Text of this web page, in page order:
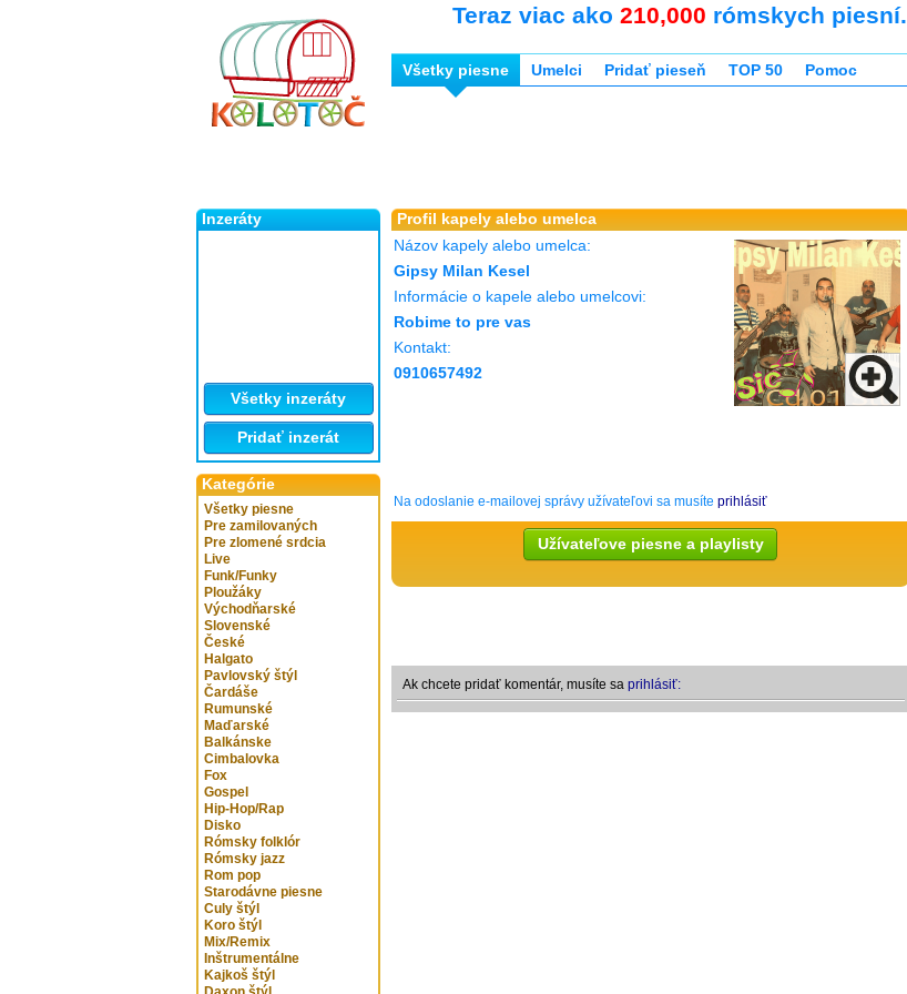
Inzeráty
Všetky inzeráty
Pridať inzerát
Kategórie
Všetky piesne
Pre zamilovaných
Pre zlomené srdcia
Live
Funk/Funky
Ploužáky
Východňarské
Slovenské
České
Halgato
Pavlovský štýl
Čardáše
Rumunské
Maďarské
Balkánske
Cimbalovka
Fox
Gospel
Hip-Hop/Rap
Disko
Rómsky folklór
Rómsky jazz
Rom pop
Starodávne piesne
Culy štýl
Koro štýl
Mix/Remix
Inštrumentálne
Kajkoš štýl
Teraz viac ako 210,000 rómskych piesní.
Všetky piesne Umelci Pridať pieseň TOP 50 Pomoc
Profil kapely alebo umelca
Názov kapely alebo umelca:
Gipsy Milan Kesel
Informácie o kapele alebo umelcovi:
Robime to pre vas
Kontakt:
0910657492
Na odoslanie e-mailovej správy užívateľovi sa musíte prihlásiť
Užívateľove piesne a playlisty
Ak chcete pridať komentár, musíte sa prihlásiť: